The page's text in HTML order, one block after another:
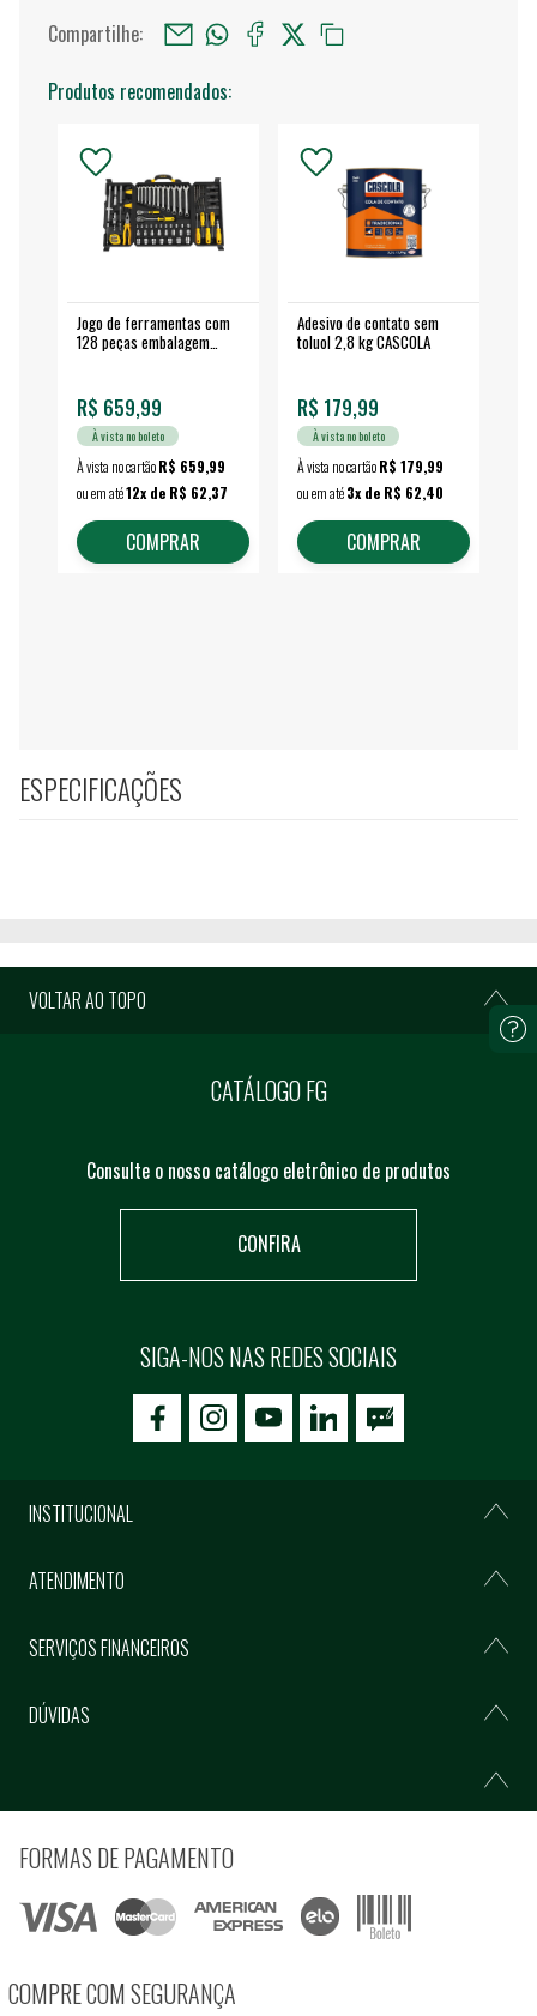
Compartilhe:
Produtos recomendados:
Jogo de ferramentas com
128 peças embalagem
R$ 659,99
À vista no boleto
À vista no cartãoR$ 659,99
ou em até12x de R$ 62,37
COMPRAR
Adesivo de contato sem
toluol 2,8 kg CASCOLA
R$ 179,99
À vista no boleto
À vista no cartãoR$ 179,99
ou em até3x de R$ 62,40
COMPRAR
ESPECIFICAÇÕES
VOLTAR AO TOPO
CATÁLOGO FG
Consulte o nosso catálogo eletrônico de produtos
CONFIRA
SIGA-NOS NAS REDES SOCIAIS
icon-facebookicon-social02icon-social03
INSTITUCIONAL
ATENDIMENTO
SERVIÇOS FINANCEIROS
DÚVIDAS
FORMAS DE PAGAMENTO
COMPRE COM SEGURANÇA